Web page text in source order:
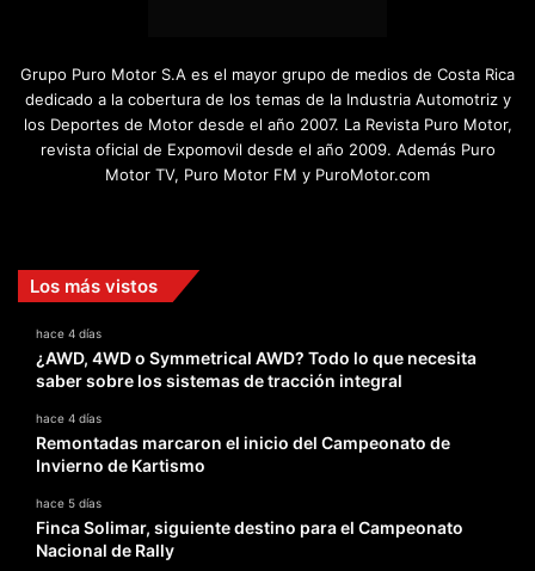
Grupo Puro Motor S.A es el mayor grupo de medios de Costa Rica
dedicado a la cobertura de los temas de la Industria Automotriz y
los Deportes de Motor desde el año 2007. La Revista Puro Motor,
revista oficial de Expomovil desde el año 2009. Además Puro
Motor TV, Puro Motor FM y PuroMotor.com
Los más vistos
hace 4 días
¿AWD, 4WD o Symmetrical AWD? Todo lo que necesita
saber sobre los sistemas de tracción integral
hace 4 días
Remontadas marcaron el inicio del Campeonato de
Invierno de Kartismo
hace 5 días
Finca Solimar, siguiente destino para el Campeonato
Nacional de Rally